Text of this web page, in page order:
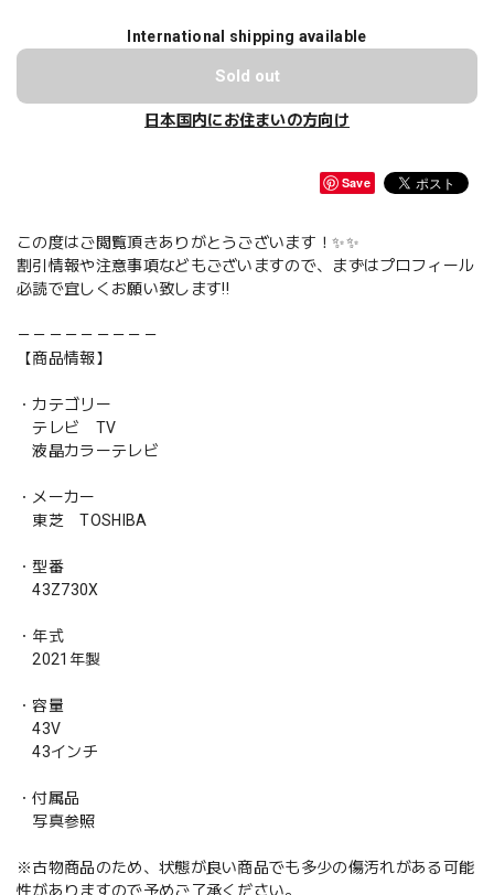
International shipping available
Sold out
日本国内にお住まいの方向け
Save
この度はご閲覧頂きありがとうございます！✨✨
割引情報や注意事項などもございますので、まずはプロフィール
必読で宜しくお願い致します‼️
－－－－－－－－－
【商品情報】
・カテゴリー
テレビ TV
液晶カラーテレビ
・メーカー
東芝 TOSHIBA
・型番
43Z730X
・年式
2021年製
・容量
43V
43インチ
・付属品
写真参照
※古物商品のため、状態が良い商品でも多少の傷汚れがある可能
性がありますので予めご了承ください。